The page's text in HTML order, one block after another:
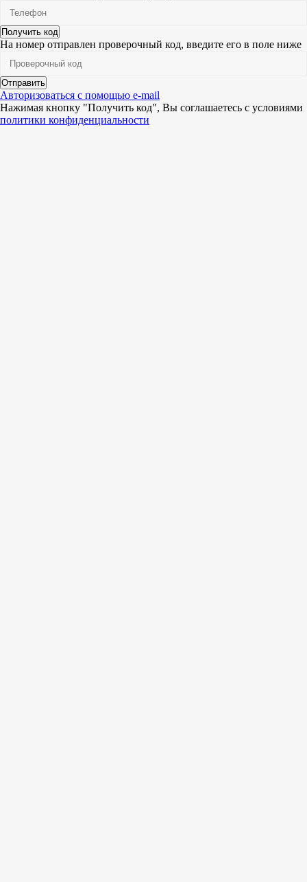
Получить код
На номер отправлен проверочный код, введите его в поле ниже
Отправить
Авторизоваться с помощью e-mail
Нажимая кнопку "Получить код", Вы соглашаетесь c условиями
политики конфиденциальности